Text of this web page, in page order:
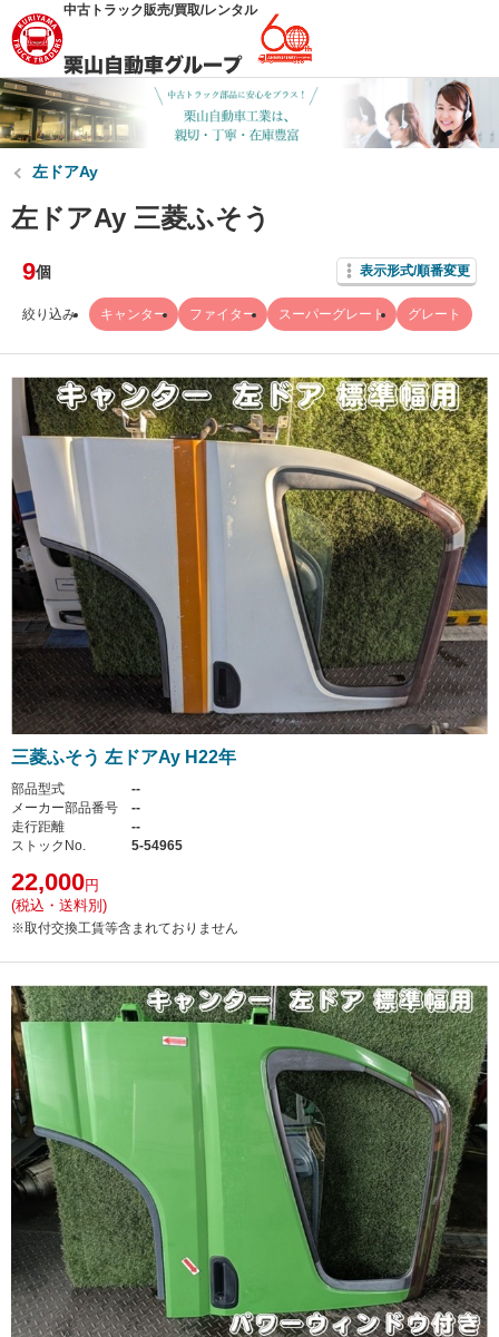
中古トラック販売/買取/レンタル
左ドアAy
左ドアAy 三菱ふそう
9個 表示形式/順番変更
絞り込み キャンター ファイター スーパーグレート グレート
三菱ふそう 左ドアAy H22年
部品型式
--
メーカー部品番号
--
走行距離
--
ストックNo.
5-54965
22,000円
(税込・送料別)
※取付交換工賃等含まれておりません